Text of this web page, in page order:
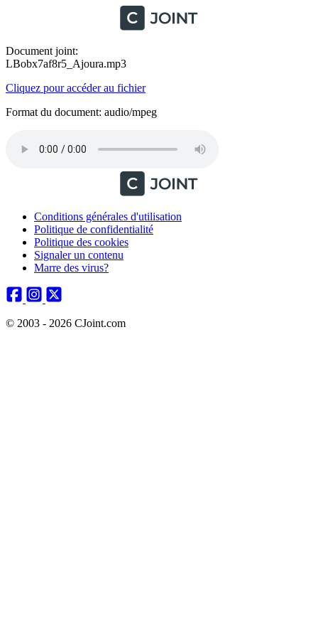
Document joint:
LBobx7af8r5_Ajoura.mp3
Cliquez pour accéder au fichier
Format du document: audio/mpeg
Conditions générales d'utilisation
Politique de confidentialité
Politique des cookies
Signaler un contenu
Marre des virus?
© 2003 - 2026 CJoint.com